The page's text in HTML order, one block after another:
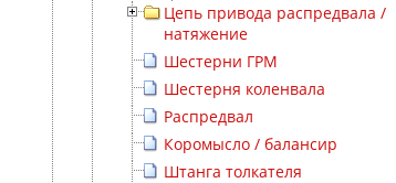
Цепь привода распредвала /
натяжение
Шестерни ГРМ
Шестерня коленвала
Распредвал
Коромысло / балансир
Штанга толкателя